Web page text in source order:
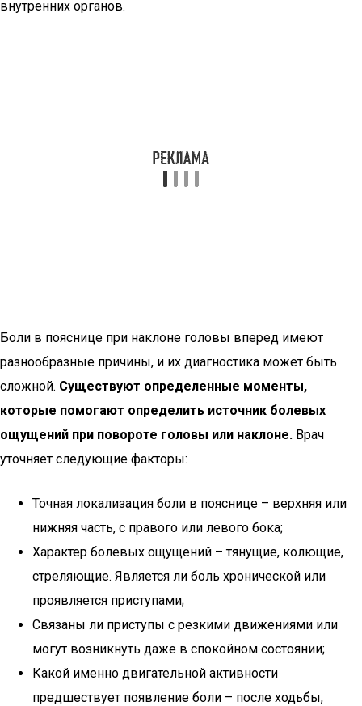
внутренних органов.
Боли в пояснице при наклоне головы вперед имеют
разнообразные причины, и их диагностика может быть
сложной. Существуют определенные моменты,
которые помогают определить источник болевых
ощущений при повороте головы или наклоне. Врач
уточняет следующие факторы:
Точная локализация боли в пояснице – верхняя или
нижняя часть, с правого или левого бока;
Характер болевых ощущений – тянущие, колющие,
стреляющие. Является ли боль хронической или
проявляется приступами;
Связаны ли приступы с резкими движениями или
могут возникнуть даже в спокойном состоянии;
Какой именно двигательной активности
предшествует появление боли – после ходьбы,